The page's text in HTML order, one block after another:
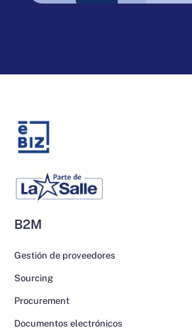
B2M
Gestión de proveedores
Sourcing
Procurement
Documentos electrónicos